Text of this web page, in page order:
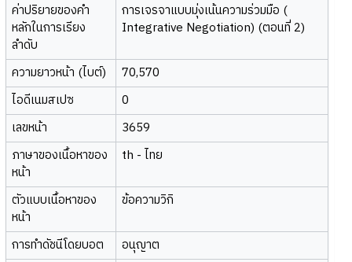
ค่าปริยายของคำ
หลักในการเรียง
ลำดับ
การเจรจาแบบมุ่งเน้นความร่วมมือ (
Integrative Negotiation) (ตอนที่ 2)
ความยาวหน้า (ไบต์)
70,570
ไอดีเนมสเปซ
0
เลขหน้า
3659
ภาษาของเนื้อหาของ
หน้า
th - ไทย
ตัวแบบเนื้อหาของ
หน้า
ข้อความวิกิ
การทำดัชนีโดยบอต
อนุญาต